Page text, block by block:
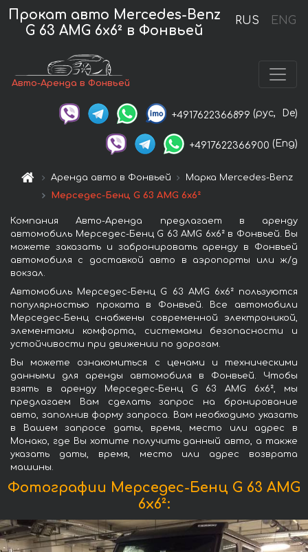
RUS ENG
Прокат авто Mercedes-Benz
G 63 AMG 6x6² в Фонвьей
Авто-Аренда в Фонвьей
+4917622366899 (рус, De)
+4917622366900 (Eng)
Аренда авто в Фонвьей
Марка Mercedes-Benz
Мерседес-Бенц G 63 AMG 6x6²
Компания Авто-Аренда предлагает в аренду
автомобиль Мерседес-Бенц G 63 AMG 6x6² в Фонвьей. Вы
можете заказать и забронировать аренду в Фонвьей
автомобиля с доставкой авто в аэропорты или ж/д
вокзал.
Автомобиль Мерседес-Бенц G 63 AMG 6x6² пользуются
популярностью проката в Фонвьей. Все автомобили
Мерседес-Бенц снабжены современной электроникой,
элементами комфорта, системами безопасности и
устойчивости при движении по дорогам.
Вы можете ознакомиться с ценами и техническими
данными для аренды автомобиля в Фонвьей. Чтобы
взять в аренду Мерседес-Бенц G 63 AMG 6x6², мы
предлагаем Вам сделать запрос на бронирование
авто, заполнив форму запроса. Вам необходимо указать
в Вашем запросе даты, время, место или адрес в
Монако, где Вы хотите получить данный авто, а также
указать даты, время, место или адрес возврата
машины.
Фотографии Мерседес-Бенц G 63 AMG
6x6²: